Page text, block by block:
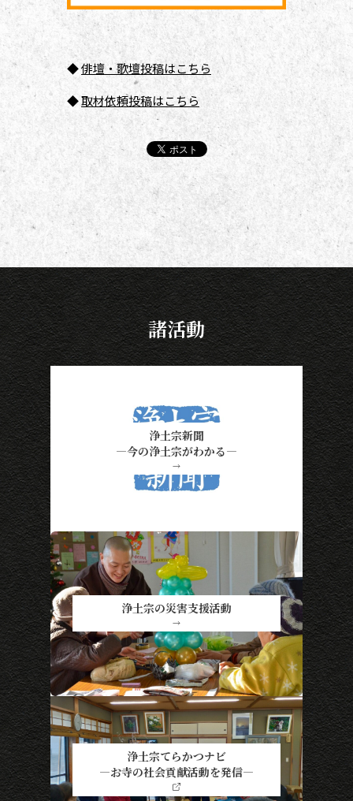
◆俳壇・歌壇投稿はこちら
◆取材依頼投稿はこちら
諸活動
浄土宗新聞
―今の浄土宗がわかる―
→
浄土宗の災害支援活動
→
浄土宗てらかつナビ
―お寺の社会貢献活動を発信―